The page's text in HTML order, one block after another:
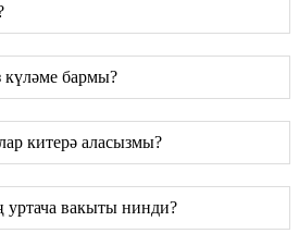
күләме бармы?
китерә аласызмы?
вакыты нинди?